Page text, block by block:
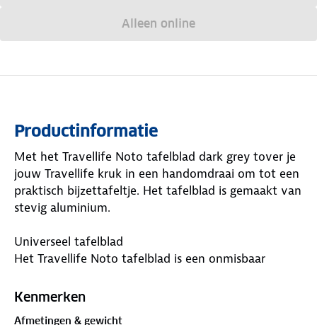
Alleen online
Productinformatie
Met het Travellife Noto tafelblad dark grey tover je
jouw Travellife kruk in een handomdraai om tot een
praktisch bijzettafeltje. Het tafelblad is gemaakt van
stevig aluminium.
Universeel tafelblad
Het Travellife Noto tafelblad is een onmisbaar
wilt borrelen op de camping of op zoek bent naar
Kenmerken
Afmetingen & gewicht